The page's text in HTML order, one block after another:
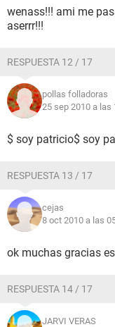
wenass!!! ami me
aserrr!!!
RESPUESTA 12 / 17
pollas folladoras
25 sep 2010 a las
$ soy patricio$ soy
RESPUESTA 13 / 17
cejas
8 oct 2010 a las
ok muchas gracias
RESPUESTA 14 / 17
JARVI VERAS